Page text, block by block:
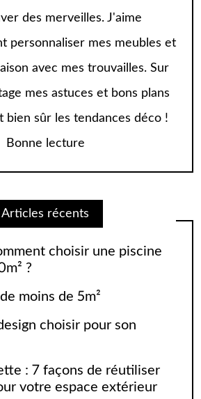
des merveilles. J'aime
personnaliser mes meubles et
avec mes trouvailles. Sur
mes astuces et bons plans
bien sûr les tendances déco !
Bonne lecture
Articles récents
choisir une piscine
?
moins de 5m²
choisir pour son
: 7 façons de réutiliser
votre espace extérieur